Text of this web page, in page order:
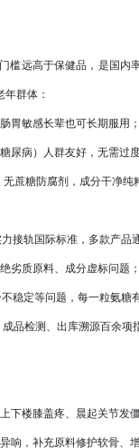
远高于保健品，是国内
群体：
胃敏感长辈也可长期服用
病）人群友好，无需过
蔗糖防腐剂，成分干净纯
轨国际标准，多款产品
劣质原料、成分虚标问题
稳定等问题，每一粒氨糖
品检测、出库溯源百余项
楼膝盖疼、晨起关节发
，补充原料修护软骨、